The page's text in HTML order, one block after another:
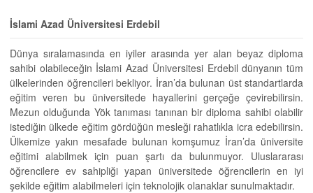
İslami Azad Üniversitesi Erdebil
Dünya sıralamasında en iyiler arasında yer alan beyaz diploma
sahibi olabileceğin İslami Azad Üniversitesi Erdebil dünyanın tüm
ülkelerinden öğrencileri bekliyor. İran’da bulunan üst standartlarda
eğitim veren bu üniversitede hayallerini gerçeğe çevirebilirsin.
Mezun olduğunda Yök tanıması tanınan bir diploma sahibi olabilir
istediğin ülkede eğitim gördüğün mesleği rahatlıkla icra edebilirsin.
Ülkemize yakın mesafade bulunan komşumuz İran’da üniversite
eğitimi alabilmek için puan şartı da bulunmuyor. Uluslararası
öğrencilere ev sahipliği yapan üniversitede öğrencilerin en iyi
şekilde eğitim alabilmeleri için teknolojik olanaklar sunulmaktadır.